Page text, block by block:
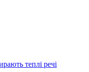
теплі речі